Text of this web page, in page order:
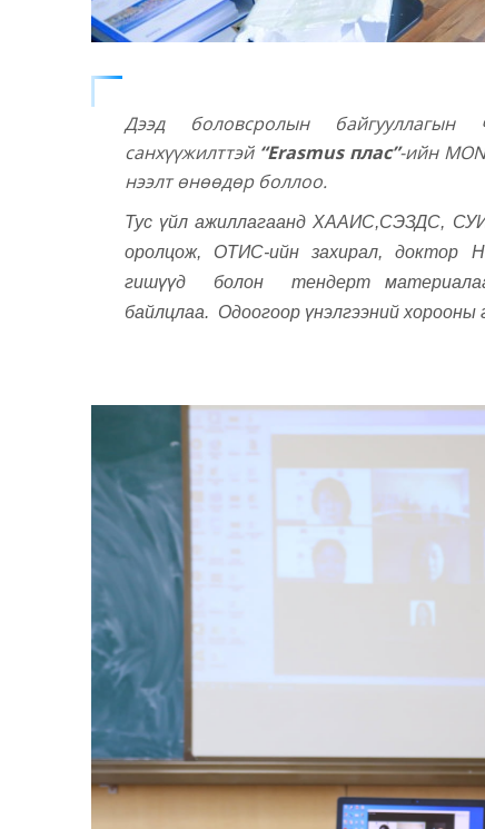
Дээд боловсролын байгууллагын
санхүүжилттэй “Erasmus плас”-ийн
нээлт өнөөдөр боллоо.
Тус үйл ажиллагаанд ХААИС,СЭЗДС,
оролцож, ОТИС-ийн захирал, доктор
гишүүд болон тендерт материалаа
байлцлаа. Одоогоор үнэлгээний хорооны